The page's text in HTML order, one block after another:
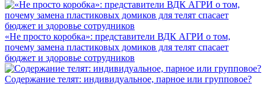
«Не просто коробка»: представители ВДК АГРИ о том,
почему замена пластиковых домиков для телят спасает
бюджет и здоровье сотрудников
Содержание телят: индивидуальное, парное или групповое?